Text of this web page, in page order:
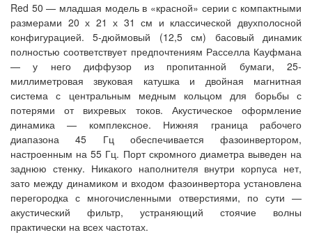
Red 50 — младшая модель в «красной» серии с компактными
размерами 20 х 21 х 31 см и классической двухполосной
конфигурацией. 5-дюймовый (12,5 см) басовый динамик
полностью соответствует предпочтениям Расселла Кауфмана
— у него диффузор из пропитанной бумаги, 25-
миллиметровая звуковая катушка и двойная магнитная
система с центральным медным кольцом для борьбы с
потерями от вихревых токов. Акустическое оформление
динамика — комплексное. Нижняя граница рабочего
диапазона 45 Гц обеспечивается фазоинвертором,
настроенным на 55 Гц. Порт скромного диаметра выведен на
заднюю стенку. Никакого наполнителя внутри корпуса нет,
зато между динамиком и входом фазоинвертора установлена
перегородка с многочисленными отверстиями, по сути —
акустический фильтр, устраняющий стоячие волны
практически на всех частотах.